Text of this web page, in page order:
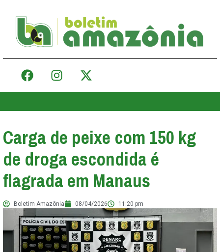
Carga de peixe com 150 kg
de droga escondida é
flagrada em Manaus
Boletim Amazônia 08/04/2026 11:20 pm